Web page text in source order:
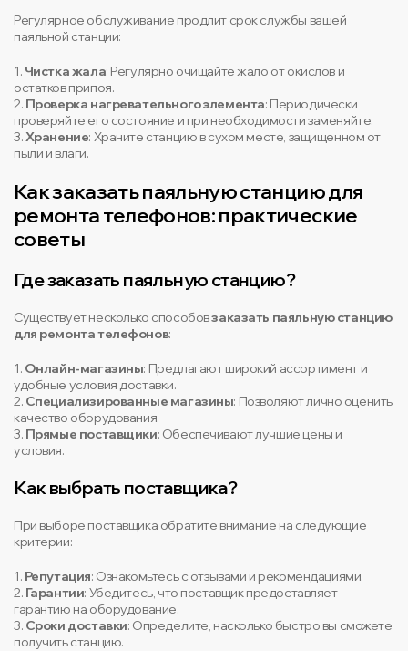
Регулярное обслуживание продлит срок службы вашей
паяльной станции:
1. Чистка жала: Регулярно очищайте жало от окислов и
остатков припоя.
2. Проверка нагревательного элемента: Периодически
проверяйте его состояние и при необходимости заменяйте.
3.Хранение: Храните станцию в сухом месте, защищенном от
пыли и влаги.
Как заказать паяльную станцию для
ремонта телефонов: практические
советы
Где заказать паяльную станцию?
Существует несколько способовзаказать паяльную станцию
для ремонта телефонов:
1. Онлайн-магазины: Предлагают широкий ассортимент и
удобные условия доставки.
2. Специализированные магазины: Позволяют лично оценить
качество оборудования.
3. Прямые поставщики: Обеспечивают лучшие цены и
условия.
Как выбрать поставщика?
При выборе поставщика обратите внимание на следующие
критерии:
1. Репутация: Ознакомьтесь с отзывами и рекомендациями.
2. Гарантии: Убедитесь, что поставщик предоставляет
гарантию на оборудование.
3. Сроки доставки: Определите, насколько быстро вы сможете
получить станцию.